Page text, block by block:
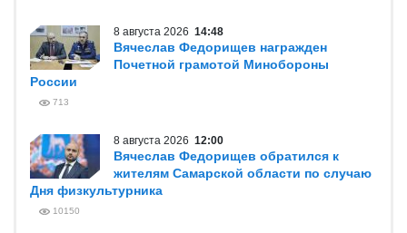
8 августа 2026 14:48
Вячеслав Федорищев награжден
Почетной грамотой Минобороны
России
713
8 августа 2026 12:00
Вячеслав Федорищев обратился к
жителям Самарской области по случаю
Дня физкультурника
10150